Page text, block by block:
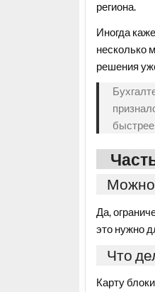
региона.
Иногда
несколько
решения
Можно
Да,
это нужно
Что
Карту